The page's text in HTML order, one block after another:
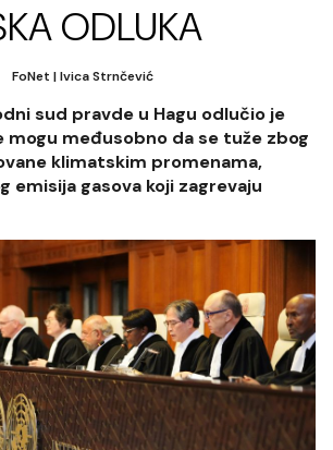
ODLUKA
FoNet |Ivica Strnčević
sud pravde u Hagu odlučio je
mogu međusobno da se tuže zbog
klimatskim promenama,
emisija gasova koji zagrevaju